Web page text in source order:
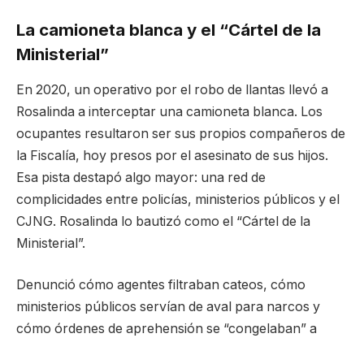
La camioneta blanca y el “Cártel de la
Ministerial”
En 2020, un operativo por el robo de llantas llevó a
Rosalinda a interceptar una camioneta blanca. Los
ocupantes resultaron ser sus propios compañeros de
la Fiscalía, hoy presos por el asesinato de sus hijos.
Esa pista destapó algo mayor: una red de
complicidades entre policías, ministerios públicos y el
CJNG. Rosalinda lo bautizó como el “Cártel de la
Ministerial”.
Denunció cómo agentes filtraban cateos, cómo
ministerios públicos servían de aval para narcos y
cómo órdenes de aprehensión se “congelaban” a